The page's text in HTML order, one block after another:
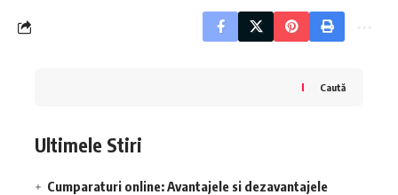
Caută
Ultimele Stiri
Cumparaturi online: Avantajele si dezavantajele